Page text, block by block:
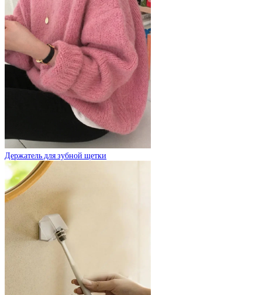
Держатель для зубной щетки